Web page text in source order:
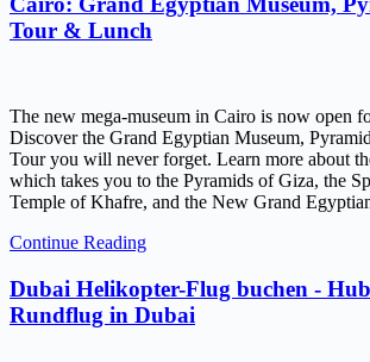
Tour & Lunch
The new mega-museum in Cairo is now open
Discover the Grand Egyptian Museum,
Tour you will never forget. Learn more about
which takes you to the Pyramids of Giza, the
Temple of Khafre, and the New Grand
Continue Reading
Dubai Helikopter-Flug buchen -
Rundflug in Dubai